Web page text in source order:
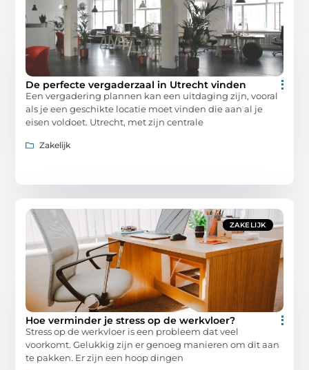
De perfecte vergaderzaal in Utrecht vinden
Een vergadering plannen kan een uitdaging zijn, vooral
als je een geschikte locatie moet vinden die aan al je
eisen voldoet. Utrecht, met zijn centrale
Zakelijk
ZAKELIJK
Hoe verminder je stress op de werkvloer?
Stress op de werkvloer is een probleem dat veel
voorkomt. Gelukkig zijn er genoeg manieren om dit aan
te pakken. Er zijn een hoop dingen